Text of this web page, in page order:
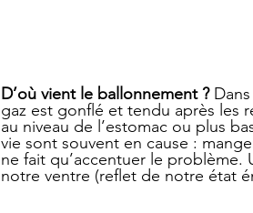
D’où vient le ballonnement ? Dans
gaz est gonflé et tendu après les
au niveau de l’estomac ou plus
vie sont souvent en cause :
ne fait qu’accentuer le
notre ventre (reflet de notre état